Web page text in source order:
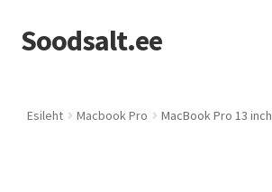
Liigu
navigeerimisele
Liigu
sisu
Soodsalt.ee
Esileht Macbook Pro MacBook Pro 13 inch